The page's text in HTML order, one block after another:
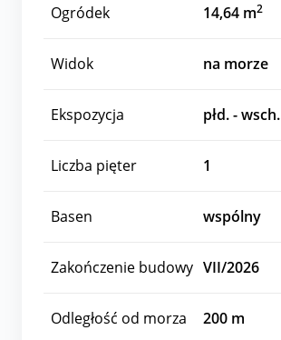
Ogródek 14,64 m2
Widok na morze
Ekspozycja płd. - wsch.
Liczba pięter 1
Basen wspólny
Zakończenie budowy VII/2026
Odległość od morza 200 m